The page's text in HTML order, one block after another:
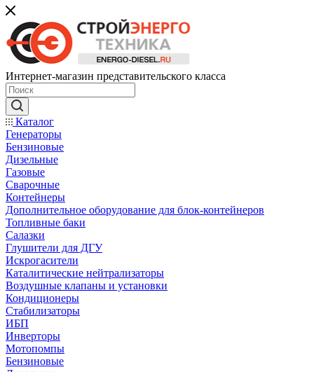
Интернет-магазин представительского класса
Каталог
Генераторы
Бензиновые
Дизельные
Газовые
Сварочные
Контейнеры
Дополнительное оборудование для блок-контейнеров
Топливные баки
Салазки
Глушители для ДГУ
Искрогасители
Каталитические нейтрализаторы
Воздушные клапаны и установки
Кондиционеры
Стабилизаторы
ИБП
Инверторы
Мотопомпы
Бензиновые